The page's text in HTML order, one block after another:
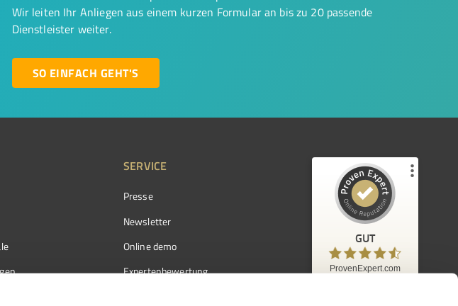
Wir leiten Ihr Anliegen aus einem kurzen Formular an bis zu 20 passende
Dienstleister weiter.
SO EINFACH GEHT'S
SERVICE
Presse
Newsletter
Online demo
Expertenbewertung
GUT
ProvenExpert.com
Kundenbewertungen und Erfahrungen zu
ProvenExpert.com
97
%
Empfehlungen auf
ProvenExpert.com
4,42
/
5,00